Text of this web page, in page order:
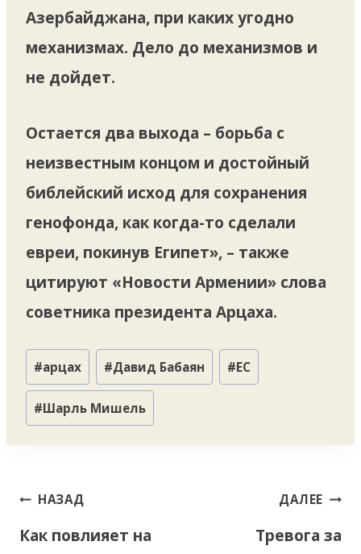
Азербайджана, при каких угодно
механизмах. Дело до механизмов и
не дойдет.
Остается два выхода – борьба с
неизвестным концом и достойный
библейский исход для сохранения
генофонда, как когда-то сделали
евреи, покинув Египет», – также
цитируют «Новости Армении» слова
советника президента Арцаха.
Метки
записи:
#арцах #Давид Бабаян #ЕС
#Шарль Мишель
Навигация
записям
НАЗАД
Как повлияет на
ДАЛЕЕ
Тревога за